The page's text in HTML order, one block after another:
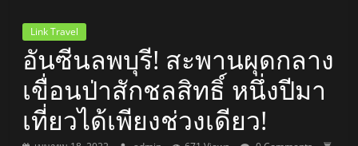
Link Travel
อันซีนลพบุรี! สะพานผุดกลาง
เขื่อนป่าสักชลสิทธิ์ หนึ่งปีมา
เที่ยวได้เพียงช่วงเดียว!